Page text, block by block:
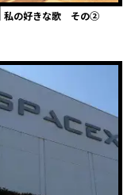
私の好きな歌 その②